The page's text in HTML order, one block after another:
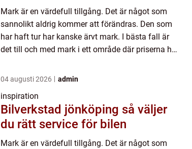
Mark är en värdefull tillgång. Det är något som
sannolikt aldrig kommer att förändras. Den som
har haft tur har kanske ärvt mark. I bästa fall är
det till och med mark i ett område där priserna har
04 augusti 2026 admin
inspiration
Bilverkstad jönköping så väljer
du rätt service för bilen
Mark är en värdefull tillgång. Det är något som